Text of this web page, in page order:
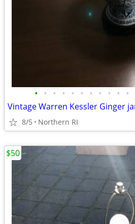
• • • • • • • • • • •
8/5 Northern RI
$50